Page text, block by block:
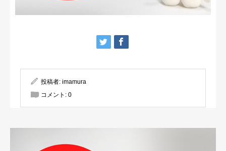
投稿者: imamura
コメント: 0